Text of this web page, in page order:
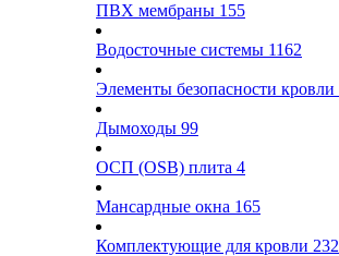
ПВХ мембраны 155
Водосточные системы 1162
Элементы безопасности кровли
Дымоходы 99
ОСП (OSB) плита 4
Мансардные окна 165
Комплектующие для кровли 232